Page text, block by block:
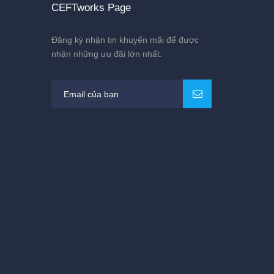
CEFTworks Page
Đăng ký nhận tin khuyến mãi để được
nhận những ưu đãi lớn nhất.